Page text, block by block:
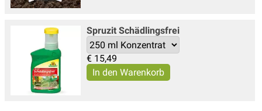
Spruzit Schädlingsfrei
€ 15,49